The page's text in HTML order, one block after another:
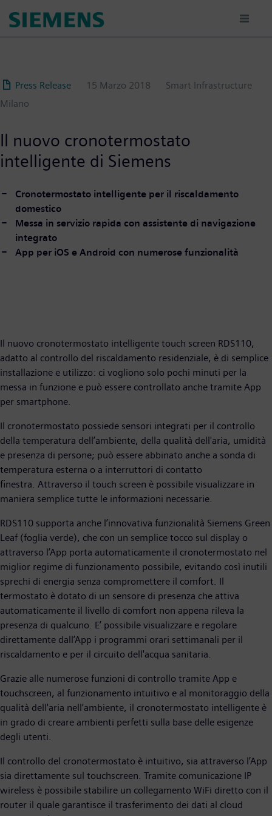
Press Release 15 Marzo 2018
Smart Infrastructure
Milano
Il nuovo cronotermostato
intelligente di Siemens
Cronotermostato intelligente per il riscaldamento
domestico
Messa in servizio rapida con assistente di navigazione
integrato
App per iOS e Android con numerose funzionalità
Il nuovo cronotermostato intelligente touch screen RDS110,
adatto al controllo del riscaldamento residenziale, è di semplice
installazione e utilizzo: ci vogliono solo pochi minuti per la
messa in funzione e può essere controllato anche tramite App
per smartphone.
Il cronotermostato possiede sensori integrati per il controllo
della temperatura dell’ambiente, della qualità dell'aria, umidità
e presenza di persone; può essere abbinato anche a sonda di
temperatura esterna o a interruttori di contatto
finestra. Attraverso il touch screen è possibile visualizzare in
maniera semplice tutte le informazioni necessarie.
RDS110 supporta anche l’innovativa funzionalità Siemens Green
Leaf (foglia verde), che con un semplice tocco sul display o
attraverso l’App porta automaticamente il cronotermostato nel
miglior regime di funzionamento possibile, evitando così inutili
sprechi di energia senza compromettere il comfort. Il
termostato è dotato di un sensore di presenza che attiva
automaticamente il livello di comfort non appena rileva la
presenza di qualcuno. E’ possibile visualizzare e regolare
direttamente dall’App i programmi orari settimanali per il
riscaldamento e per il circuito dell'acqua sanitaria.
Grazie alle numerose funzioni di controllo tramite App e
touchscreen, al funzionamento intuitivo e al monitoraggio della
qualità dell'aria nell’ambiente, il cronotermostato intelligente è
in grado di creare ambienti perfetti sulla base delle esigenze
degli utenti.
Il controllo del cronotermostato è intuitivo, sia attraverso l’App
sia direttamente sul touchscreen. Tramite comunicazione IP
wireless è possibile stabilire un collegamento WiFi diretto con il
router il quale garantisce il trasferimento dei dati al cloud